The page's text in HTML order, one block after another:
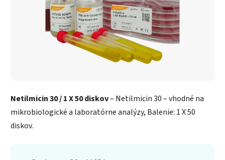
Netilmicin 30 / 1 X 50 diskov– Netilmicin 30 – vhodné na
mikrobiologické a laboratórne analýzy, Balenie: 1 X 50
diskov.